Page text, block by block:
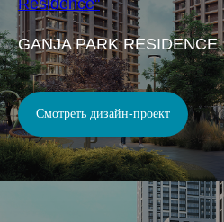
Residence"
GANJA PARK
Смотреть дизайн-проект